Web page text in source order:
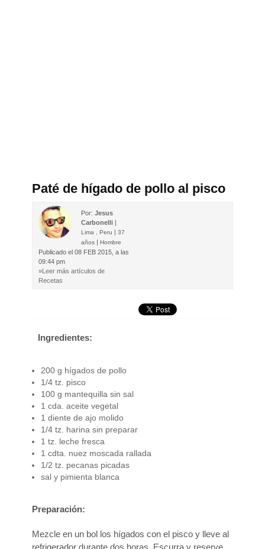
Paté de hígado de pollo al pisco
Por:Jesus
Carbonelli |
Lima , Peru |37
años |Hombre
Publicado el 08 FEB 2015, a las
09:44 pm
»Leer más artículos de
Recetas
Ingredientes:
200 g hígados de pollo
1/4 tz. pisco
100 g mantequilla sin sal
1 cda. aceite vegetal
1 diente de ajo molido
1/4 tz. harina sin preparar
1 tz. leche fresca
1 cdta. nuez moscada rallada
1/2 tz. pecanas picadas
sal y pimienta blanca
Preparación:
Mezcle en un bol los hígados con el pisco y lleve al
refrigerador durante dos horas. Escurra y reserve